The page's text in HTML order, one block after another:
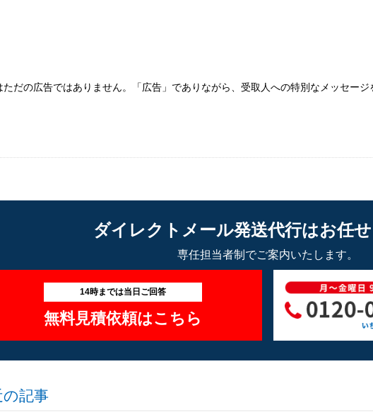
ただの広告ではありません。「広告」でありながら、受取人への特別なメッセージ
ダイレクトメール発送代行はお任
専任担当者制でご案内いたします。
14時までは当日ご回答
無料見積依頼はこちら
の記事